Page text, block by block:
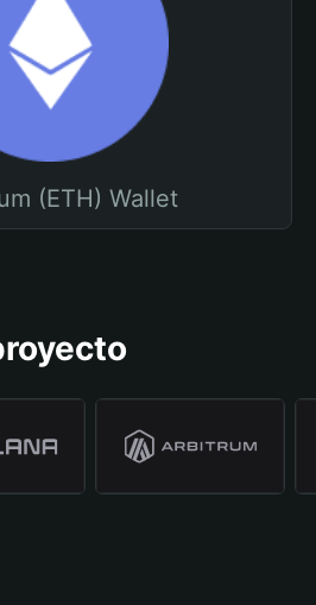
(ETH) Wallet